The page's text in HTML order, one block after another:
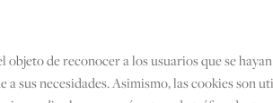
objeto de reconocer a los usuarios que se
sus necesidades. Asimismo, las cookies son